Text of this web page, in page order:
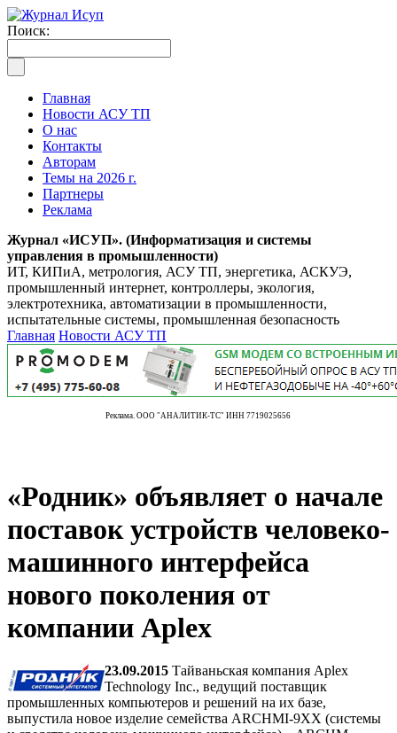
Поиск:
Главная
Новости АСУ ТП
О нас
Контакты
Авторам
Темы на 2026 г.
Партнеры
Реклама
Журнал «ИСУП». (Информатизация и системы
управления в промышленности)
ИТ, КИПиА, метрология, АСУ ТП, энергетика, АСКУЭ,
промышленный интернет, контроллеры, экология,
электротехника, автоматизации в промышленности,
испытательные системы, промышленная безопасность
Главная Новости АСУ ТП
Реклама. ООО "АНАЛИТИК-ТС" ИНН 7719025656
«Родник» объявляет о начале
поставок устройств человеко-
машинного интерфейса
нового поколения от
компании Aplex
23.09.2015 Тайваньская компания Aplex
Technology Inc., ведущий поставщик
промышленных компьютеров и решений на их базе,
выпустила новое изделие семейства ARCHMI-9XX (системы